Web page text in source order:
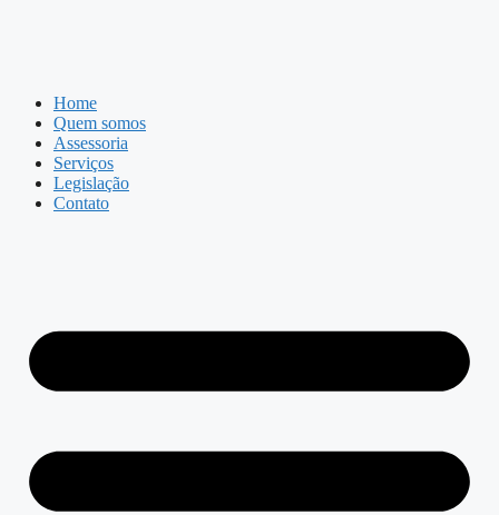
Home
Quem somos
Assessoria
Serviços
Legislação
Contato